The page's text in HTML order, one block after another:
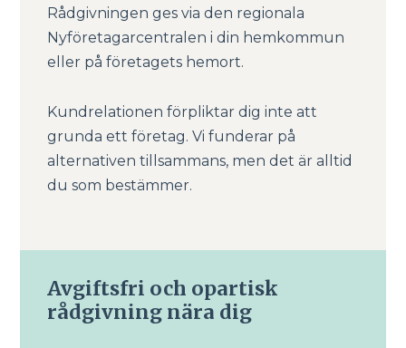
Rådgivningen ges via den regionala
Nyföretagarcentralen i din hemkommun
eller på företagets hemort.
Kundrelationen förpliktar dig inte att
grunda ett företag. Vi funderar på
alternativen tillsammans, men det är alltid
du som bestämmer.
Avgiftsfri och opartisk
rådgivning nära dig